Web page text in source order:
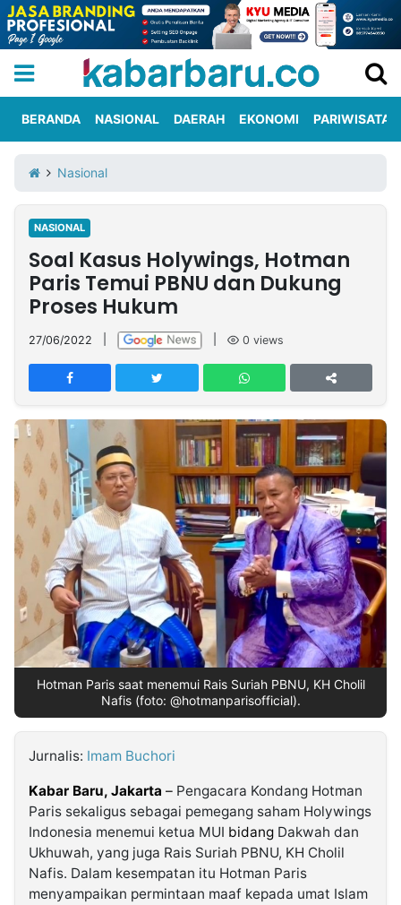
Iklan
Berita
Kami
Nasional
International
Olahraga
Entertainment
Daerah
Pariwisata
Kuliner
Kolom
Network
PT
TREETAN
INDONESIA
Partner
Insight
NTB
Suara
Time
Lens
IDN
Daily
Jogja
Jalan
Rakyat
Idealita
News
Kita
Notice
Dinamikapost.com
Radar
Baru
Seedbacklink
Follow
Kabarbaru
Kabarbaru.co
2026
BERANDA NASIONAL DAERAH EKONOMI PARIWISATA
Nasional
NASIONAL
Soal Kasus Holywings, Hotman
Paris Temui PBNU dan Dukung
Proses Hukum
27/06/2022 0 views
Hotman Paris saat menemui Rais Suriah PBNU, KH Cholil
Nafis (foto: @hotmanparisofficial).
Jurnalis: Imam Buchori
Kabar Baru, Jakarta – Pengacara Kondang Hotman
Paris sekaligus sebagai pemegang saham Holywings
Indonesia menemui ketua MUI bidang Dakwah dan
Ukhuwah, yang juga Rais Suriah PBNU, KH Cholil
Nafis. Dalam kesempatan itu Hotman Paris
menyampaikan permintaan maaf kepada umat Islam